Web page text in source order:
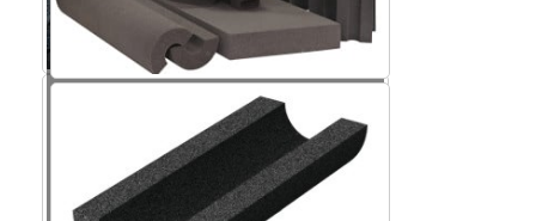
Крихта піноскла